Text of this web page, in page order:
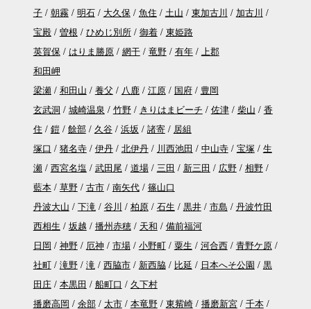
子
朝霧 明石 大久保 魚住 土山 東加古川
加古川
宝殿
曽根 ひめじ別所 御着
東姫路
英賀保
はりま勝原 網干 竜野 有年
上郡
和田岬
梁瀬
和田山 養父 八鹿 江原 国府
豊岡
玄武洞
城崎温泉 竹野 きりはまビーチ 佐津 柴山
香
住
鎧 餘部 久谷 浜坂 諸寄
居組
塚口
猪名寺 伊丹 北伊丹 川西池田 中山寺 宝塚
生
瀬
西宮名塩 武田尾 道場 三田 新三田 広野
相野
藍本
草野 古市 南矢代
篠山口
丹波大山
下滝 谷川 柏原 石生 黒井 市島
丹波竹田
西相生
坂越 播州赤穂 天和
備前福河
日岡
神野 厄神 市場 小野町 粟生 河合西
青野ケ原
社町
滝野 滝 西脇市 新西脇 比延 日本へそ公園
黒
田庄
本黒田 船町口
久下村
播磨高岡
余部 太市 本竜野 東觜崎 播磨新宮
千本